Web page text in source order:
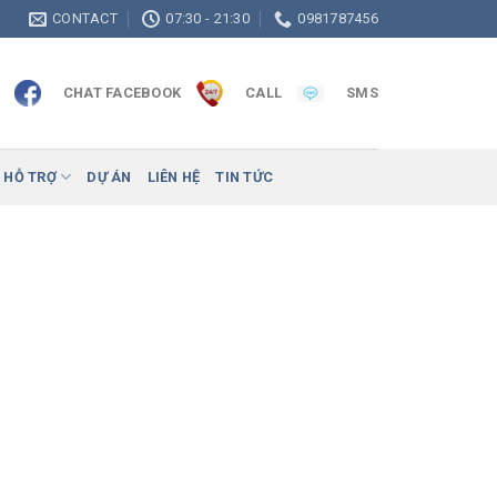
CONTACT 07:30 - 21:30 0981787456
CHAT FACEBOOK CALL SMS
TRỢ DỰ ÁN LIÊN HỆ TIN TỨC